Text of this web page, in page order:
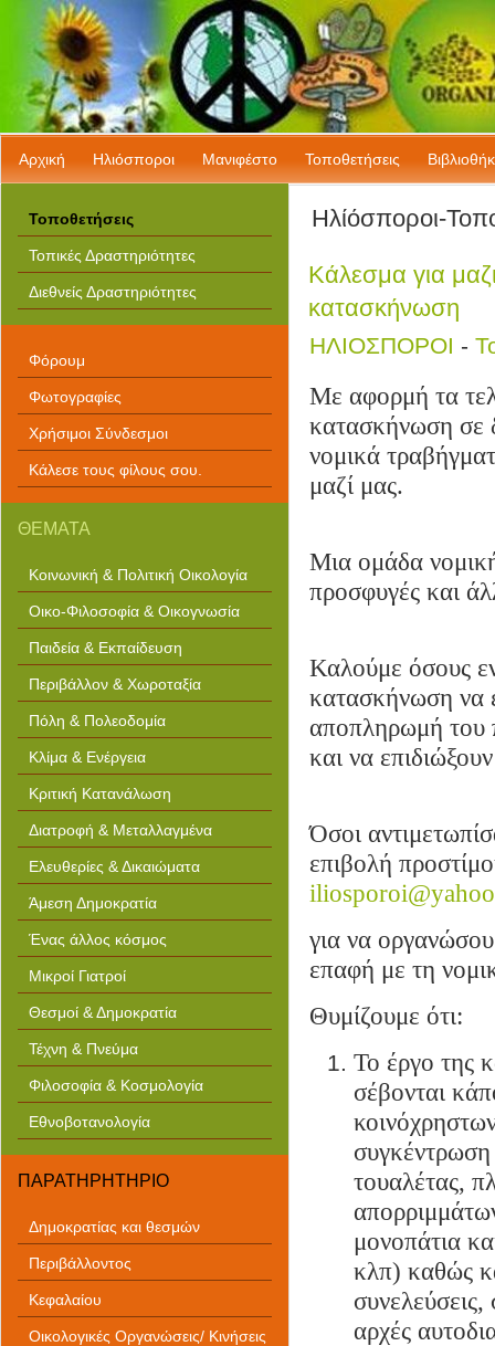
Αρχική Ηλιόσποροι Μανιφέστο Τοποθετήσεις
Τοποθετήσεις
Τοπικές Δραστηριότητες
Διεθνείς Δραστηριότητες
Φόρουμ
Φωτογραφίες
Χρήσιμοι Σύνδεσμοι
Κάλεσε τους φίλους σου.
ΘΕΜΑΤΑ
Κοινωνική & Πολιτική Οικολογία
Οικο-Φιλοσοφία & Οικογνωσία
Παιδεία & Εκπαίδευση
Περιβάλλον & Χωροταξία
Πόλη & Πολεοδομία
Κλίμα & Ενέργεια
Κριτική Κατανάλωση
Διατροφή & Μεταλλαγμένα
Ελευθερίες & Δικαιώματα
Άμεση Δημοκρατία
Ένας άλλος κόσμος
Μικροί Γιατροί
Θεσμοί & Δημοκρατία
Τέχνη & Πνεύμα
Φιλοσοφία & Κοσμολογία
Εθνοβοτανολογία
ΠΑΡΑΤΗΡΗΤΗΡΙΟ
Δημοκρατίας και θεσμών
Περιβάλλοντος
Κεφαλαίου
Οικολογικές Οργανώσεις/ Κινήσεις
Download
Keygen
Download
Cracked
Software
Free
Downloads
Serial
Software
Full
Downloads
delay acquisto Viagra cheap
softwarecheap software buy
spy sms phone spy AutoDesk
Design Deluxe 8 Adobe
Creative Suite 5.5 Master
Collection for mac
Ηλίόσποροι-
Κάλεσμα για
κατασκήνωση
ΗΛΙΟΣΠΟΡΟΙ -
Με αφορμή τα
κατασκήνωση σε
νομικά
μαζί μας.
Μια ομάδα
προσφυγές και
Καλούμε όσους
κατασκήνωση να
αποπληρωμή του
και να
Όσοι
επιβολή
για να
επαφή με τη
Θυμίζουμε ότι:
Το έργο της
σέβονται
συγκέντρωση
τουαλέτας,
μονοπάτια
κλπ) καθώς
αρχές